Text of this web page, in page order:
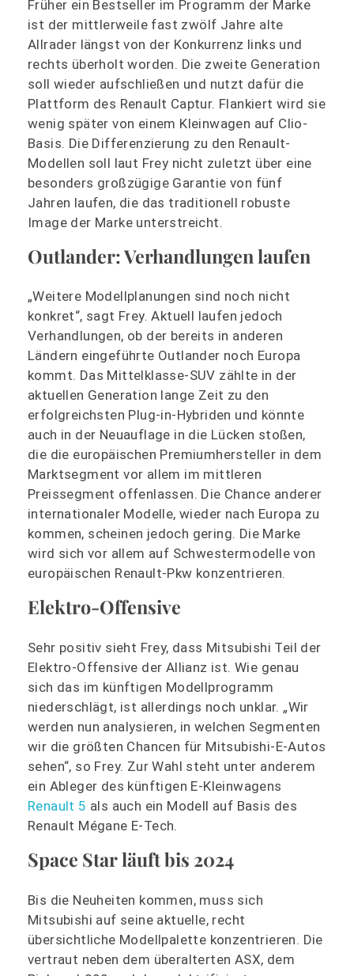
Früher ein Bestseller im Programm der Marke
ist der mittlerweile fast zwölf Jahre alte
Allrader längst von der Konkurrenz links und
rechts überholt worden. Die zweite Generation
soll wieder aufschließen und nutzt dafür die
Plattform des Renault Captur. Flankiert wird sie
wenig später von einem Kleinwagen auf Clio-
Basis. Die Differenzierung zu den Renault-
Modellen soll laut Frey nicht zuletzt über eine
besonders großzügige Garantie von fünf
Jahren laufen, die das traditionell robuste
Image der Marke unterstreicht.
Outlander: Verhandlungen laufen
„Weitere Modellplanungen sind noch nicht
konkret“, sagt Frey. Aktuell laufen jedoch
Verhandlungen, ob der bereits in anderen
Ländern eingeführte Outlander noch Europa
kommt. Das Mittelklasse-SUV zählte in der
aktuellen Generation lange Zeit zu den
erfolgreichsten Plug-in-Hybriden und könnte
auch in der Neuauflage in die Lücken stoßen,
die die europäischen Premiumhersteller in dem
Marktsegment vor allem im mittleren
Preissegment offenlassen. Die Chance anderer
internationaler Modelle, wieder nach Europa zu
kommen, scheinen jedoch gering. Die Marke
wird sich vor allem auf Schwestermodelle von
europäischen Renault-Pkw konzentrieren.
Elektro-Offensive
Sehr positiv sieht Frey, dass Mitsubishi Teil der
Elektro-Offensive der Allianz ist. Wie genau
sich das im künftigen Modellprogramm
niederschlägt, ist allerdings noch unklar. „Wir
werden nun analysieren, in welchen Segmenten
wir die größten Chancen für Mitsubishi-E-Autos
sehen“, so Frey. Zur Wahl steht unter anderem
ein Ableger des künftigen E-Kleinwagens
Renault 5 als auch ein Modell auf Basis des
Renault Mégane E-Tech.
Space Star läuft bis 2024
Bis die Neuheiten kommen, muss sich
Mitsubishi auf seine aktuelle, recht
übersichtliche Modellpalette konzentrieren. Die
vertraut neben dem überalterten ASX, dem